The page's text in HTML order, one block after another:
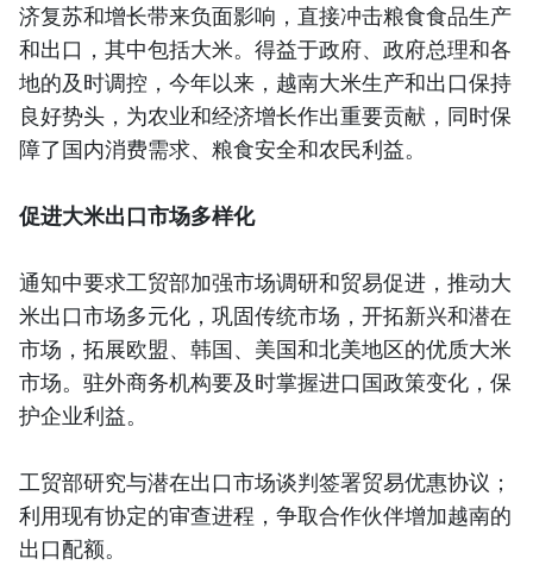
济复苏和增长带来负面影响，直接冲击粮食食品生产
和出口，其中包括大米。得益于政府、政府总理和各
地的及时调控，今年以来，越南大米生产和出口保持
良好势头，为农业和经济增长作出重要贡献，同时保
障了国内消费需求、粮食安全和农民利益。
促进大米出口市场多样化
通知中要求工贸部加强市场调研和贸易促进，推动大
米出口市场多元化，巩固传统市场，开拓新兴和潜在
市场，拓展欧盟、韩国、美国和北美地区的优质大米
市场。驻外商务机构要及时掌握进口国政策变化，保
护企业利益。
工贸部研究与潜在出口市场谈判签署贸易优惠协议；
利用现有协定的审查进程，争取合作伙伴增加越南的
出口配额。